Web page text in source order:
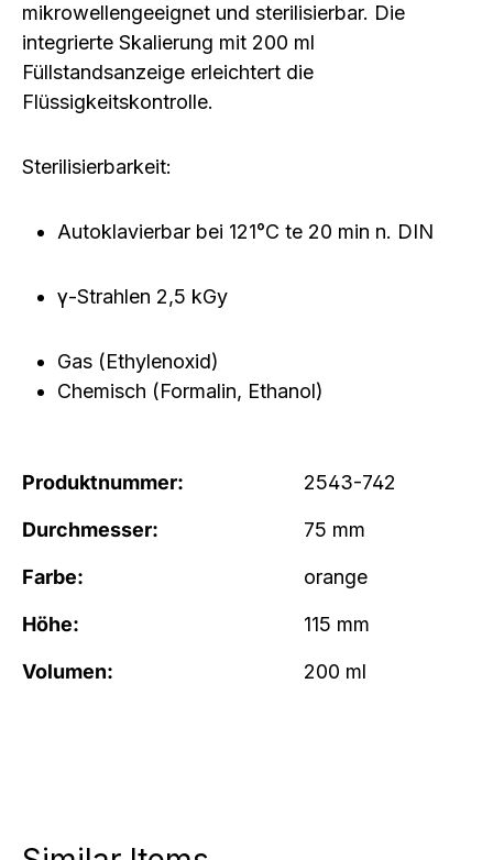
mikrowellengeeignet und sterilisierbar. Die
integrierte Skalierung mit 200 ml
Füllstandsanzeige erleichtert die
Flüssigkeitskontrolle.
Sterilisierbarkeit:
Autoklavierbar bei 121°C te 20 min n. DIN
γ-Strahlen 2,5 kGy
Gas (Ethylenoxid)
Chemisch (Formalin, Ethanol)
Produktnummer: 2543-742
Durchmesser: 75 mm
Farbe: orange
Höhe: 115 mm
Volumen: 200 ml